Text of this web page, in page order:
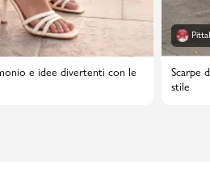
e idee divertenti con le
Scarpe
stile